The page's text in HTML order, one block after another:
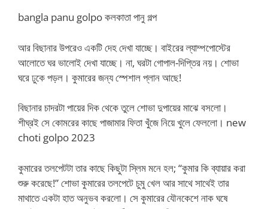
bangla panu golpo কলকাতা পানু গল্প
আর বিছানার উপরেও একটি দেহ দেখা যাচ্ছে। বাইরের ল্যাম্পপোস্টের
আলোতে ঘর ভালোই দেখা যাচ্ছে। না, ঘরটা গোপাল-দিপ্তির নয়। শোভা
ঘরে ঢুকে পড়ল। কুমারের জন্য স্পেশাল প্লান আছে!
বিছানার চাদরটা পায়ের দিক থেকে তুলে শোভা দুপায়ের মাঝে বসলো।
শীঘ্রই সে কোমরের কাছে পাজামার ফিতা খুঁজে নিয়ে খুলে ফেললো। new
choti golpo 2023
কুমারের তলপেটটা তার কাছে কিছুটা স্লিম মনে হল; “কুমার কি ব্যায়ার করা
শুরু করেছে!” শোভা কুমারের তলপেটে চুমু খেল আর সাথে সাথেই তার
মাথাতে একটা হাত অনুভব করলো। সে কুমারের যৌনকেশে নাক ঘষে